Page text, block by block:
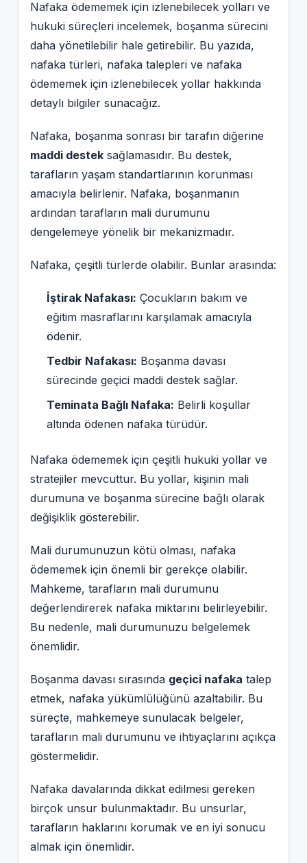
Nafaka ödememek için izlenebilecek yolları ve
hukuki süreçleri incelemek, boşanma sürecini
daha yönetilebilir hale getirebilir. Bu yazıda,
nafaka türleri, nafaka talepleri ve nafaka
ödememek için izlenebilecek yollar hakkında
detaylı bilgiler sunacağız.
Nafaka, boşanma sonrası bir tarafın diğerine
maddi destek sağlamasıdır. Bu destek,
tarafların yaşam standartlarının korunması
amacıyla belirlenir. Nafaka, boşanmanın
ardından tarafların mali durumunu
dengelemeye yönelik bir mekanizmadır.
Nafaka, çeşitli türlerde olabilir. Bunlar arasında:
İştirak Nafakası: Çocukların bakım ve
eğitim masraflarını karşılamak amacıyla
ödenir.
Tedbir Nafakası: Boşanma davası
sürecinde geçici maddi destek sağlar.
Teminata Bağlı Nafaka: Belirli koşullar
altında ödenen nafaka türüdür.
Nafaka ödememek için çeşitli hukuki yollar ve
stratejiler mevcuttur. Bu yollar, kişinin mali
durumuna ve boşanma sürecine bağlı olarak
değişiklik gösterebilir.
Mali durumunuzun kötü olması, nafaka
ödememek için önemli bir gerekçe olabilir.
Mahkeme, tarafların mali durumunu
değerlendirerek nafaka miktarını belirleyebilir.
Bu nedenle, mali durumunuzu belgelemek
önemlidir.
Boşanma davası sırasında geçici nafaka talep
etmek, nafaka yükümlülüğünü azaltabilir. Bu
süreçte, mahkemeye sunulacak belgeler,
tarafların mali durumunu ve ihtiyaçlarını açıkça
göstermelidir.
Nafaka davalarında dikkat edilmesi gereken
birçok unsur bulunmaktadır. Bu unsurlar,
tarafların haklarını korumak ve en iyi sonucu
almak için önemlidir.